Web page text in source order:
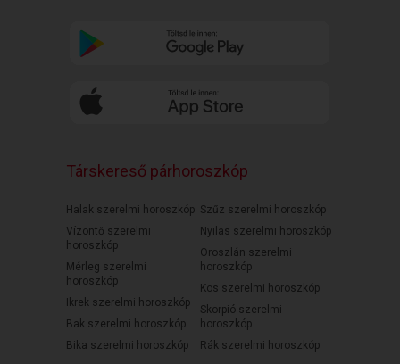
Társkereső párhoroszkóp
Halak szerelmi horoszkóp
Vízöntő szerelmi
horoszkóp
Mérleg szerelmi
horoszkóp
Ikrek szerelmi horoszkóp
Bak szerelmi horoszkóp
Bika szerelmi horoszkóp
Szűz szerelmi horoszkóp
Nyilas szerelmi horoszkóp
Oroszlán szerelmi
horoszkóp
Kos szerelmi horoszkóp
Skorpió szerelmi
horoszkóp
Rák szerelmi horoszkóp